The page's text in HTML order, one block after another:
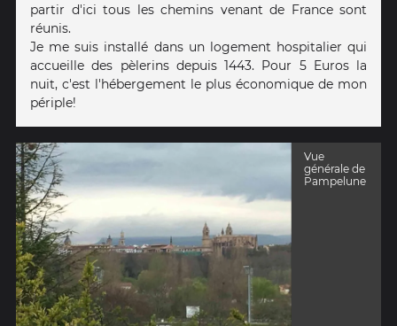
partir d'ici tous les chemins venant de France sont
réunis.
Je me suis installé dans un logement hospitalier qui
accueille des pèlerins depuis 1443. Pour 5 Euros la
nuit, c'est l'hébergement le plus économique de mon
périple!
Vue
générale de
Pampelune